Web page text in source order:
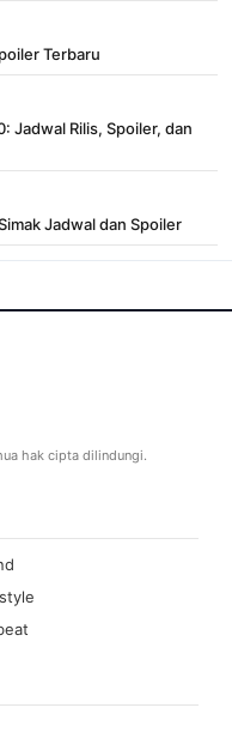
Terbaru
Jadwal Rilis, Spoiler, dan
Jadwal dan Spoiler
hak cipta dilindungi.